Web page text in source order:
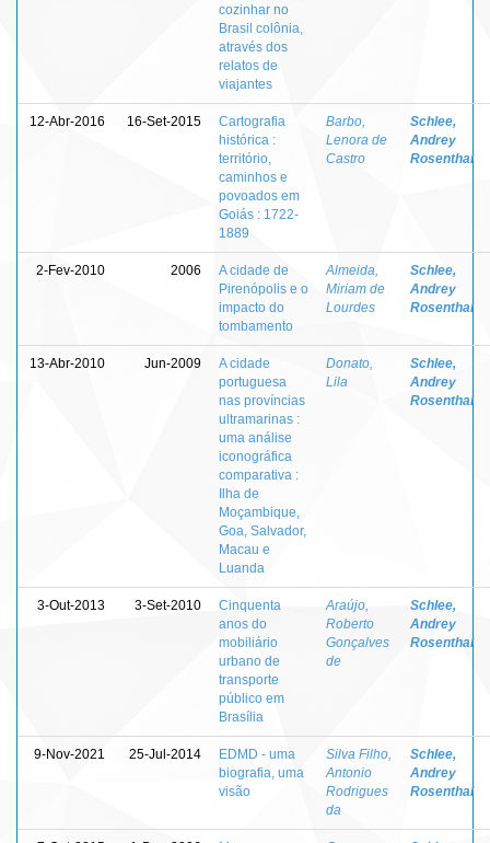
cozinhar no
Brasil colônia,
através dos
relatos de
viajantes
12-Abr-2016 16-Set-2015
Cartografia
histórica :
território,
caminhos e
povoados em
Goiás : 1722-
1889
Barbo,
Lenora de
Castro
Schlee,
Andrey
Rosenthal
2-Fev-2010 2006
A cidade de
Pirenópolis e o
impacto do
tombamento
Almeida,
Miriam de
Lourdes
Schlee,
Andrey
Rosenthal
13-Abr-2010 Jun-2009
A cidade
portuguesa
nas províncias
ultramarinas :
uma análise
iconográfica
comparativa :
Ilha de
Moçambique,
Goa, Salvador,
Macau e
Luanda
Donato,
Lila
Schlee,
Andrey
Rosenthal
3-Out-2013 3-Set-2010
Cinquenta
anos do
mobiliário
urbano de
transporte
público em
Brasília
Araújo,
Roberto
Gonçalves
de
Schlee,
Andrey
Rosenthal
9-Nov-2021 25-Jul-2014
EDMD - uma
biografia, uma
visão
Silva Filho,
Antonio
Rodrigues
da
Schlee,
Andrey
Rosenthal